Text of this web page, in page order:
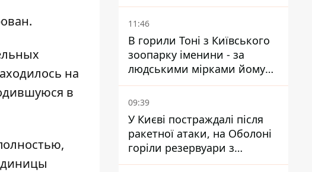
на
в
11:46
В горили Тоні з Київського
зоопарку іменини - за
людськими мірками йому
вже понад 90 років
09:39
У Києві постраждалі після
ракетної атаки, на Оболоні
горіли резервуари з
паливом